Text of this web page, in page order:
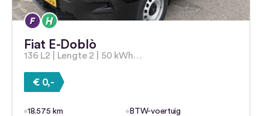
Fiat E-Doblò
136 L2 | Lengte 2 | 50 kWh…
€ 0,-
18.575 km
BTW-voertuig